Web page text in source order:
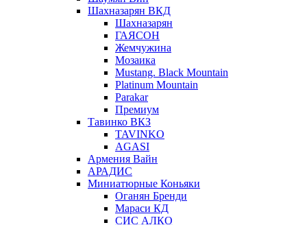
Шахназарян ВКД
Шахназарян
ГАЯСОН
Жемчужина
Мозаика
Mustang. Black Mountain
Platinum Mountain
Parakar
Премиум
Тавинко ВКЗ
TAVINKO
AGASI
Армения Вайн
АРАДИС
Миниатюрные Коньяки
Оганян Бренди
Мараси КД
СИС АЛКО